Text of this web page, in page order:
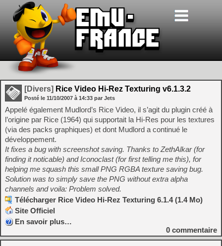
[Divers] Rice Video Hi-Rez Texturing v6.1.3.2
Posté le 11/10/2007 à 14:33 par Jets
Appelé également Mudlord’s Rice Video, il s’agit du plugin créé à
l’origine par Rice (1964) qui supportait la Hi-Res pour les textures
(via des packs graphiques) et dont Mudlord a continué le
développement.
It fixes a bug with screenshot saving. Thanks to ZethAlkar (for
finding it noticable) and Iconoclast (for first telling me this), for
helping me squash this small PNG RGBA texture saving bug.
Solution was to simply save the PNG without extra alpha
channels and voila: Problem solved.
Télécharger Rice Video Hi-Rez Texturing 6.1.4 (1.4 Mo)
Site Officiel
En savoir plus…
0 commentaire